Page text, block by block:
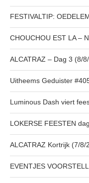
FESTIVALTIP:
CHOUCHOU EST LA –
ALCATRAZ – Dag 3 (8/
Uitheems Geduister
Luminous Dash viert
LOKERSE FEESTEN
ALCATRAZ Kortrijk (7/8/
EVENTJES